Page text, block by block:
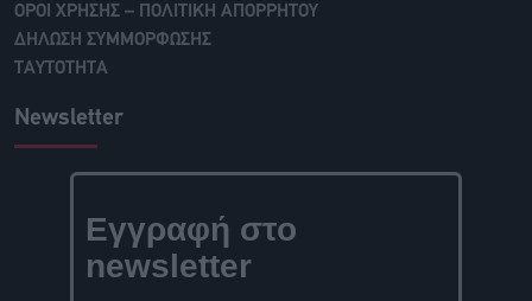
ΟΡΟΙ ΧΡΗΣΗΣ – ΠΟΛΙΤΙΚΗ ΑΠΟΡΡΗΤΟΥ
ΔΗΛΩΣΗ ΣΥΜΜΟΡΦΩΣΗΣ
ΤΑΥΤΟΤΗΤΑ
Newsletter
Εγγραφή στο
newsletter